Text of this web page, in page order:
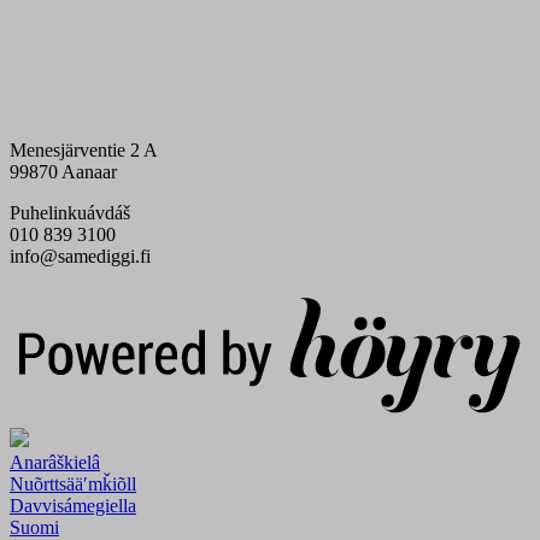
Menesjärventie 2 A
99870 Aanaar
Puhelinkuávdáš
010 839 3100
info@samediggi.fi
Anarâškielâ
Nuõrttsääʹmǩiõll
Davvisámegiella
Suomi